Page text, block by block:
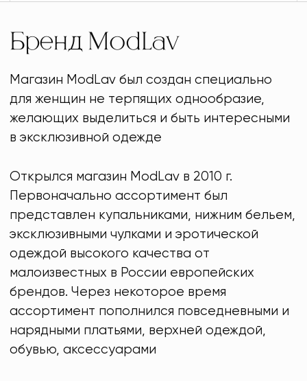
Бренд ModLav
Магазин ModLav был создан специально
для женщин не терпящих однообразие,
желающих выделиться и быть интересными
в эксклюзивной одежде
Открылся магазин ModLav в 2010 г.
Первоначально ассортимент был
представлен купальниками, нижним бельем,
эксклюзивными чулками и эротической
одеждой высокого качества от
малоизвестных в России европейских
брендов. Через некоторое время
ассортимент пополнился повседневными и
нарядными платьями, верхней одеждой,
обувью, аксессуарами